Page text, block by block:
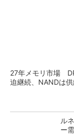
27年メモリ市場
迫継続、NANDは
ル
ー